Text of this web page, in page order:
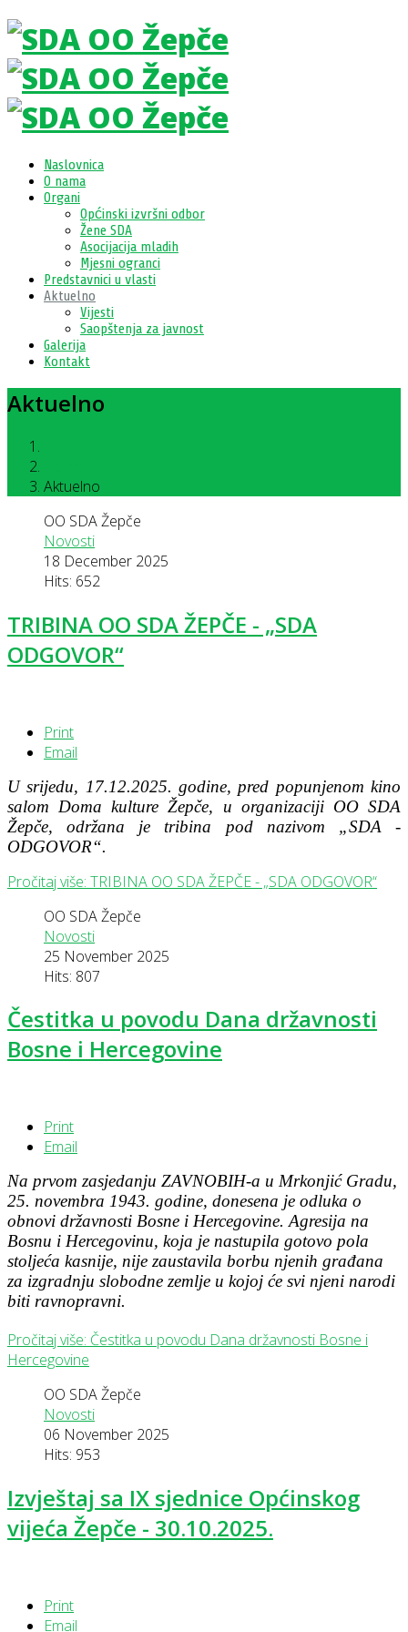
Naslovnica
O nama
Organi
Općinski izvršni odbor
Žene SDA
Asocijacija mladih
Mjesni ogranci
Predstavnici u vlasti
Aktuelno
Vijesti
Saopštenja za javnost
Galerija
Kontakt
Aktuelno
Aktuelno
OO SDA Žepče
Novosti
18 December 2025
Hits: 652
TRIBINA OO SDA ŽEPČE - „SDA
ODGOVOR“
Print
Email
U srijedu, 17.12.2025. godine, pred popunjenom kino
salom Doma kulture Žepče, u organizaciji OO SDA
Žepče, održana je tribina pod nazivom „SDA -
ODGOVOR“.
Pročitaj više: TRIBINA OO SDA ŽEPČE - „SDA ODGOVOR“
OO SDA Žepče
Novosti
25 November 2025
Hits: 807
Čestitka u povodu Dana državnosti
Bosne i Hercegovine
Print
Email
Na prvom zasjedanju ZAVNOBIH-a u Mrkonjić Gradu,
25. novembra 1943. godine, donesena je odluka o
obnovi državnosti Bosne i Hercegovine. Agresija na
Bosnu i Hercegovinu, koja je nastupila gotovo pola
stoljeća kasnije, nije zaustavila borbu njenih građana
za izgradnju slobodne zemlje u kojoj će svi njeni narodi
biti ravnopravni.
Pročitaj više: Čestitka u povodu Dana državnosti Bosne i
Hercegovine
OO SDA Žepče
Novosti
06 November 2025
Hits: 953
Izvještaj sa IX sjednice Općinskog
vijeća Žepče - 30.10.2025.
Print
Email